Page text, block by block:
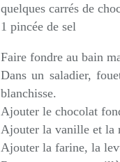
quelques carrés de
1 pincée de sel
Faire fondre au bain
Dans un saladier,
blanchisse.
Ajouter le chocolat
Ajouter la vanille et la
Ajouter la farine, la